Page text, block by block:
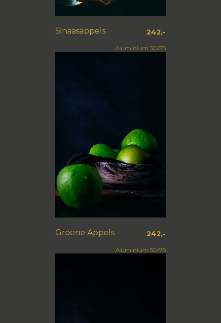
Sinaasappels 242,-
Aluminium 50x75
Groene Appels 242,-
Aluminium 50x75